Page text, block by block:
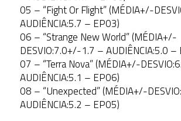
05 – “Fight Or Flight” (MÉDIA+/-
AUDIÊNCIA:5.7 – EP03)
06 – “Strange New World” (MÉDIA+/-
DESVIO:7.0+/-1.7 – AUDIÊNCIA:5.0 –
07 – “Terra Nova” (MÉDIA+/-
AUDIÊNCIA:5.1 – EP06)
08 – “Unexpected” (MÉDIA+/-
AUDIÊNCIA:5.2 – EP05)